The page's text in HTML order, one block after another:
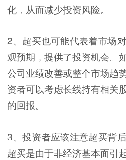
化，从而减少投资风险。
2、超买也可能代表着市场
观预期，提供了投资机会。
公司业绩改善或整个市场趋
资者可以考虑长线持有相关
的回报。
3、投资者应该注意超买背
超买是由于非经济基本面引